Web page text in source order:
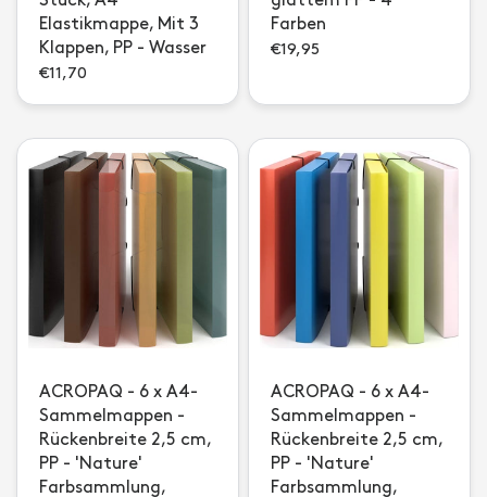
Elastikmappe, Mit 3
Klappen, PP - Wasser
€11,70
Farben
€19,95
ACROPAQ - 6 x A4-
Sammelmappen -
Rückenbreite 2,5 cm,
PP - 'Nature'
Farbsammlung,
ACROPAQ - 6 x A4-
Sammelmappen -
Rückenbreite 2,5 cm,
PP - 'Nature'
Farbsammlung,